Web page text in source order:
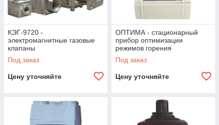
КЭГ-9720 -
электромагнитные газовые
клапаны
Под заказ
Цену уточняйте
ОПТИМА - стационарный
прибор оптимизации
режимов горения
Под заказ
Цену уточняйте